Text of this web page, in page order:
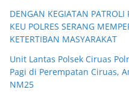
DENGAN KEGIATAN PATROLI
KEU POLRES SERANG
KETERTIBAN MASYARAKAT
Unit Lantas Polsek Ciruas
Pagi di Perempatan Ciruas,
NM25